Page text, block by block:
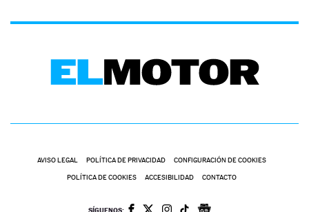
AVISO LEGAL POLÍTICA DE PRIVACIDAD CONFIGURACIÓN DE COOKIES
POLÍTICA DE COOKIES ACCESIBILIDAD CONTACTO
SÍGUENOS: